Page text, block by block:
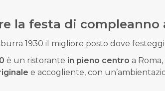
la festa di compleanno
1930 il migliore posto dove
è un ristorante in pieno centro a
e accogliente, con